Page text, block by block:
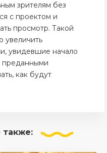
зрителям без
с проектом и
просмотр. Такой
увеличить
увидевшие начало
преданными
как будут
также: